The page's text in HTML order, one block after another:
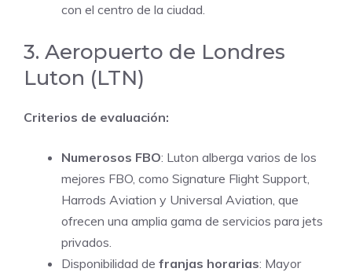
con el centro de la ciudad.
3. Aeropuerto de Londres
Luton (LTN)
Criterios de evaluación:
Numerosos FBO: Luton alberga varios de los
mejores FBO, como Signature Flight Support,
Harrods Aviation y Universal Aviation, que
ofrecen una amplia gama de servicios para jets
privados.
Disponibilidad de franjas horarias: Mayor